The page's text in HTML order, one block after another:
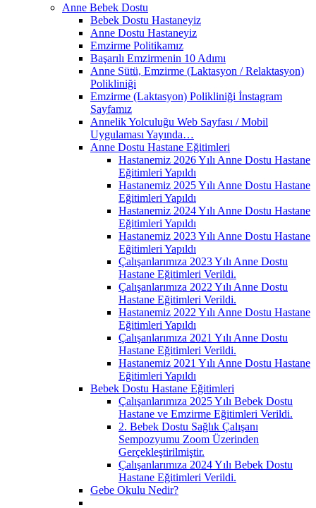
Anne Bebek Dostu
Bebek Dostu Hastaneyiz
Anne Dostu Hastaneyiz
Emzirme Politikamız
Başarılı Emzirmenin 10 Adımı
Anne Sütü, Emzirme (Laktasyon / Relaktasyon)
Polikliniği
Emzirme (Laktasyon) Polikliniği İnstagram
Sayfamız
Annelik Yolculuğu Web Sayfası / Mobil
Uygulaması Yayında…
Anne Dostu Hastane Eğitimleri
Hastanemiz 2026 Yılı Anne Dostu Hastane
Eğitimleri Yapıldı
Hastanemiz 2025 Yılı Anne Dostu Hastane
Eğitimleri Yapıldı
Hastanemiz 2024 Yılı Anne Dostu Hastane
Eğitimleri Yapıldı
Hastanemiz 2023 Yılı Anne Dostu Hastane
Eğitimleri Yapıldı
Çalışanlarımıza 2023 Yılı Anne Dostu
Hastane Eğitimleri Verildi.
Çalışanlarımıza 2022 Yılı Anne Dostu
Hastane Eğitimleri Verildi.
Hastanemiz 2022 Yılı Anne Dostu Hastane
Eğitimleri Yapıldı
Çalışanlarımıza 2021 Yılı Anne Dostu
Hastane Eğitimleri Verildi.
Hastanemiz 2021 Yılı Anne Dostu Hastane
Eğitimleri Yapıldı
Bebek Dostu Hastane Eğitimleri
Çalışanlarımıza 2025 Yılı Bebek Dostu
Hastane ve Emzirme Eğitimleri Verildi.
2. Bebek Dostu Sağlık Çalışanı
Sempozyumu Zoom Üzerinden
Gerçekleştirilmiştir.
Çalışanlarımıza 2024 Yılı Bebek Dostu
Hastane Eğitimleri Verildi.
Gebe Okulu Nedir?